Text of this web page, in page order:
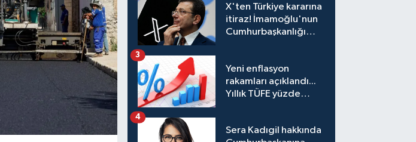
X'ten Türkiye kararına
itiraz! İmamoğlu'nun
Cumhurbaşkanlığı
engeli mahkemeye
taşındı
Yeni enflasyon
rakamları açıklandı...
Yıllık TÜFE yüzde
3
Sera Kadıgil hakkında
4